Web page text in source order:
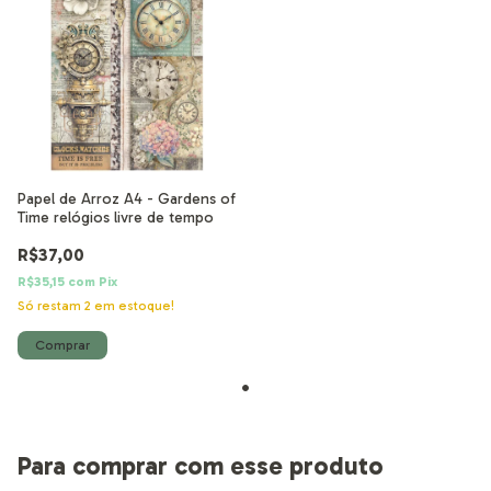
Papel de Arroz A4 - Gardens of
Time relógios livre de tempo
R$37,00
R$35,15 com Pix
Só restam 2 em estoque!
Para comprar com esse produto